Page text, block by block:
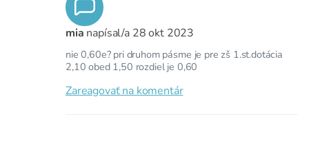
mia napísal/a 28 okt 2023
nie 0,60e? pri druhom pásme je pre zš 1.st.dotácia
2,10 obed 1,50 rozdiel je 0,60
Zareagovať na komentár